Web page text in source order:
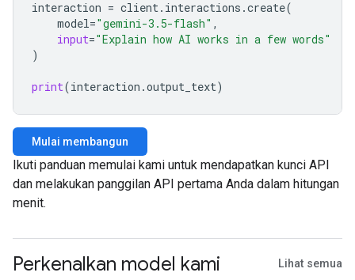
interaction = client. interactions .create(
model="gemini-3.5-flash" ,
input="Explain how AI works in a few words"
)
print(interaction .output_text)
Mulai membangun
Ikuti panduan memulai kami untuk mendapatkan kunci API
dan melakukan panggilan API pertama Anda dalam hitungan
menit.
Perkenalkan model kami Lihat semua